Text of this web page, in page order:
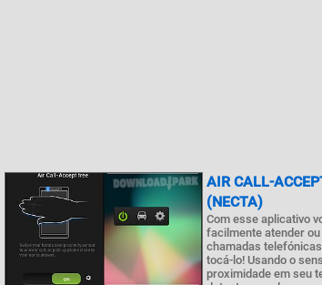
AIR CALL-
(NECTA)
Com esse aplicativo
facilmente atender
chamadas
tocá-lo! Usando o
proximidade em seu